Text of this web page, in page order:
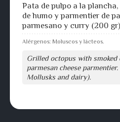
Pata de pulpo a la
de humo y parmentier de
parmesano y curry (200 gr)
Alérgenos: Moluscos y lácteos.
Grilled octopus with smoked
parmesan cheese
Mollusks and dairy).